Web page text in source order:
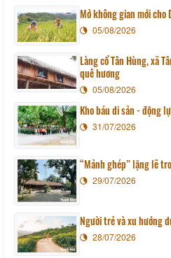
Mở không gian mới cho
05/08/2026
Làng cổ Tân Hùng, xã
quê hương
05/08/2026
Kho báu di sản - động
31/07/2026
“Mảnh ghép” lặng lẽ
29/07/2026
Người trẻ và xu hướng
28/07/2026